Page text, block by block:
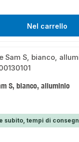
Nel carrello
S, bianco, alluminio
subito, tempi di